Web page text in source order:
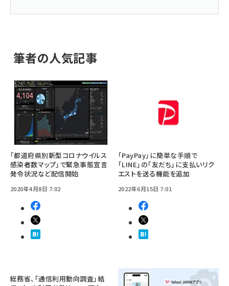
筆者の人気記事
「都道府県別新型コロナウイルス
感染者数マップ」で緊急事態宣言
発令状況など配信開始
2020年4月8日 7:02
「PayPay」に簡単な手順で
「LINE」の「友だち」に支払いリク
エストを送る機能を追加
2022年6月15日 7:01
総務省、「通信利用動向調査」結